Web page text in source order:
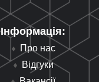
Інформація:
Про нас
Відгуки